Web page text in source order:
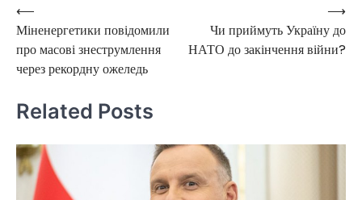
Post
navigation
⟵
Міненергетики повідомили
про масові знеструмлення
через рекордну ожеледь
Чи приймуть Україну до
НАТО до закінчення війни?
⟶
Related Posts